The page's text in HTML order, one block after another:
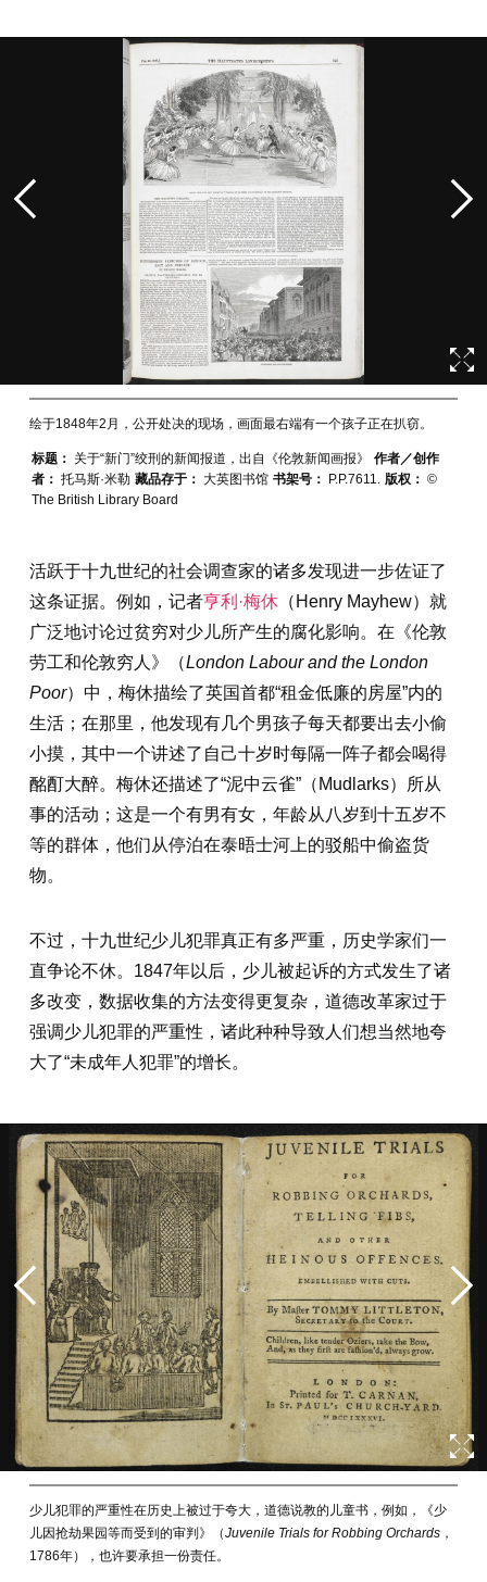
绘于1848年2月，公开处决的现场，画面最右端有一个孩子正在扒窃。
标题： 关于“新门”绞刑的新闻报道，出自《伦敦新闻画报》
作者／创作
者： 托马斯·米勒 藏品存于： 大英图书馆 书架号： P.P.7611. 版权： ©
The British Library Board
活跃于十九世纪的社会调查家的诸多发现进一步佐证了
这条证据。例如，记者亨利·梅休（Henry Mayhew）就
广泛地讨论过贫穷对少儿所产生的腐化影响。在《伦敦
劳工和伦敦穷人》（London Labour and the London
Poor）中，梅休描绘了英国首都“租金低廉的房屋”内的
生活；在那里，他发现有几个男孩子每天都要出去小偷
小摸，其中一个讲述了自己十岁时每隔一阵子都会喝得
酩酊大醉。梅休还描述了“泥中云雀”（Mudlarks）所从
事的活动；这是一个有男有女，年龄从八岁到十五岁不
等的群体，他们从停泊在泰晤士河上的驳船中偷盗货
物。
不过，十九世纪少儿犯罪真正有多严重，历史学家们一
直争论不休。1847年以后，少儿被起诉的方式发生了诸
多改变，数据收集的方法变得更复杂，道德改革家过于
强调少儿犯罪的严重性，诸此种种导致人们想当然地夸
大了“未成年人犯罪”的增长。
少儿犯罪的严重性在历史上被过于夸大，道德说教的儿童书，例如，《少
儿因抢劫果园等而受到的审判》（Juvenile Trials for Robbing Orchards，
1786年），也许要承担一份责任。